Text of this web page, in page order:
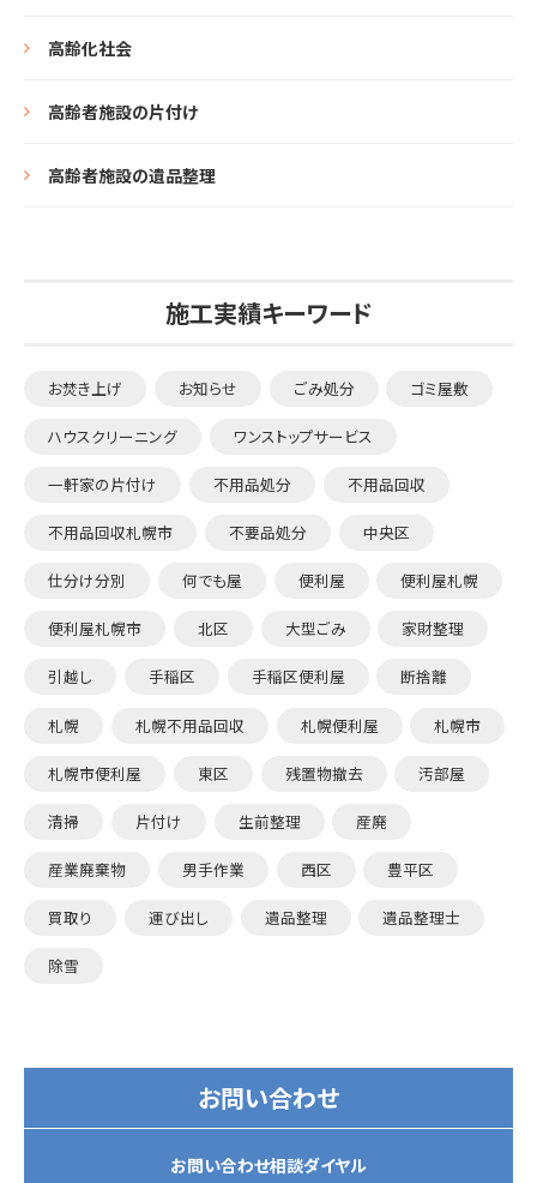
高齢化社会
高齢者施設の片付け
高齢者施設の遺品整理
施工実績キーワード
お焚き上げ お知らせ ごみ処分 ゴミ屋敷
ハウスクリーニング ワンストップサービス
一軒家の片付け 不用品処分 不用品回収
不用品回収札幌市 不要品処分 中央区
仕分け分別 何でも屋 便利屋 便利屋札幌
便利屋札幌市 北区 大型ごみ 家財整理
引越し 手稲区 手稲区便利屋 断捨離
札幌 札幌不用品回収 札幌便利屋 札幌市
札幌市便利屋 東区 残置物撤去 汚部屋
清掃 片付け 生前整理 産廃
産業廃棄物 男手作業 西区 豊平区
買取り 運び出し 遺品整理 遺品整理士
除雪
お問い合わせ
お問い合わせ相談ダイヤル